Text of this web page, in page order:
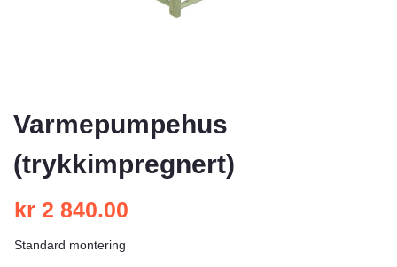
Varmepumpehus
(trykkimpregnert)
kr 2 840.00
Standard montering